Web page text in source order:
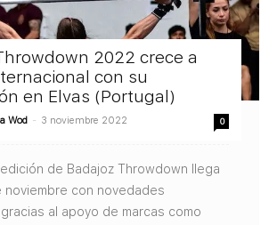
2022 crece a
con su
en Elvas (Portugal)
Wod - 3 noviembre 2022 0
de Badajoz Throwdown llega
noviembre con novedades
al apoyo de marcas como